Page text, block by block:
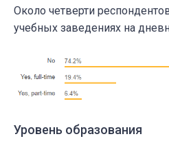
Около четверти
учебных заведениях на
Уровень образования